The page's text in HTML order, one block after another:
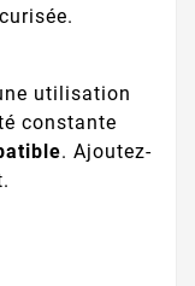
utilisation
constante
. Ajoutez-